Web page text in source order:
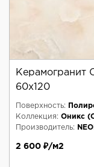
Керамогранит
60x120
Поверхность:
Коллекция: Оникс
Производитель:
2 600 ₽/м2